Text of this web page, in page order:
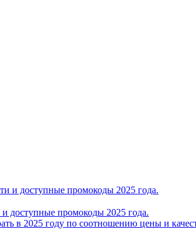
доступные промокоды 2025 года.